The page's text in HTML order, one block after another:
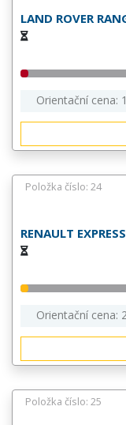
LAND ROVER
Orientační cena:
Položka číslo: 24
RENAULT EXPRESS
Orientační cena:
Položka číslo: 25